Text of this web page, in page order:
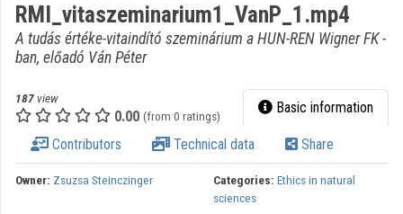
Contributors
Appearance:light
RMI_vitaszeminarium1_VanP_1.mp4
A tudás értéke-vitaindító szeminárium a HUN-REN Wigner FK -
ban, előadó Ván Péter
187 view
0.00 (from 0 ratings) Basic information
Contributors Technical data Share
Owner: Zsuzsa Steinczinger Categories: Ethics in natural
sciences